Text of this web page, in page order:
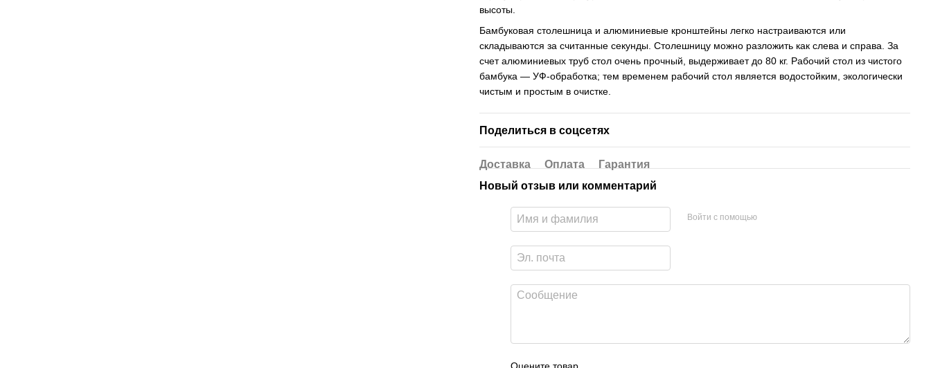
высоты.
Бамбуковая столешница и алюминиевые кронштейны легко настраиваются или
складываются за считанные секунды. Столешницу можно разложить как слева и справа. За
счет алюминиевых труб стол очень прочный, выдерживает до 80 кг. Рабочий стол из чистого
бамбука — УФ-обработка; тем временем рабочий стол является водостойким, экологически
чистым и простым в очистке.
Поделиться в соцсетях
Доставка Оплата
Гарантия
Новый отзыв или комментарий
Войти с помощью